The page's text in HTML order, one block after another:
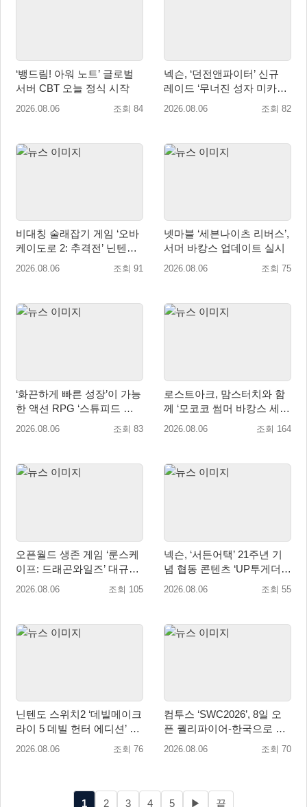
‘뱅드림! 아워 노트’ 글로벌
서버 CBT 오늘 정식 시작
2026.08.06 조회 84
넥슨, ‘던전앤파이터’ 신규
레이드 ‘무너진 성자 미카엘
라’ 업데이트!
2026.08.06 조회 82
비대칭 술래잡기 게임 ‘오바
케이도로 2: 추격전’ 닌텐도
eShop 출시
2026.08.06 조회 91
넷마블 ‘세븐나이츠 리버스’,
서머 바캉스 업데이트 실시
2026.08.06 조회 75
‘화끈하게 빠른 성장’이 가능
한 액션 RPG ‘스튜피드 네
버 다이즈’ 패키지판 예약판
2026.08.06 조회 83
로스트아크, 맘스터치와 함
께 ‘모코코 썸머 바캉스 세
트’ 출시
2026.08.06 조회 164
오픈월드 생존 게임 ‘룬스케
이프: 드래곤와일즈’ 대규모
유저 편의성 개선 및 사이드
2026.08.06 조회 105
넥슨, ‘서든어택’ 21주년 기
념 협동 콘텐츠 ‘UP투게더’
업데이트
2026.08.06 조회 55
닌텐도 스위치2 ‘데빌메이크
라이 5 데빌 헌터 에디션’ 패
키지 제품 8월 7일 예약판매
2026.08.06 조회 76
컴투스 ‘SWC2026’, 8일 오
픈 퀄리파이어-한국으로 시
즌 개막!
2026.08.06 조회 70
1 2 3 4 5 ▶ 끝